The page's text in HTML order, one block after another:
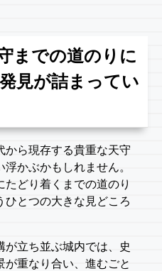
までの道のりに
見が詰まってい
から現存する貴重な天守
かぶかもしれません。
どり着くまでの道のり
ひとつの大きな見どころ
が立ち並ぶ城内では、史
が重なり合い、進むごと